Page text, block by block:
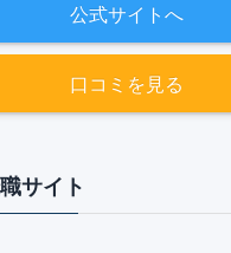
公式サイトへ
口コミを見る
サイト